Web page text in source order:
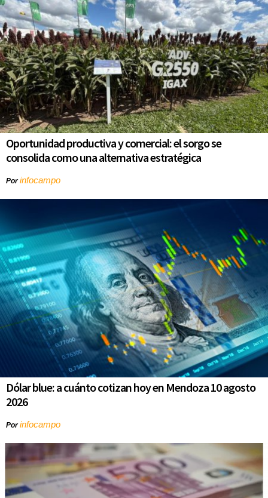
Oportunidad productiva y comercial: el sorgo se
consolida como una alternativa estratégica
Porinfocampo
Dólar blue: a cuánto cotizan hoy en Mendoza 10 agosto
2026
Porinfocampo